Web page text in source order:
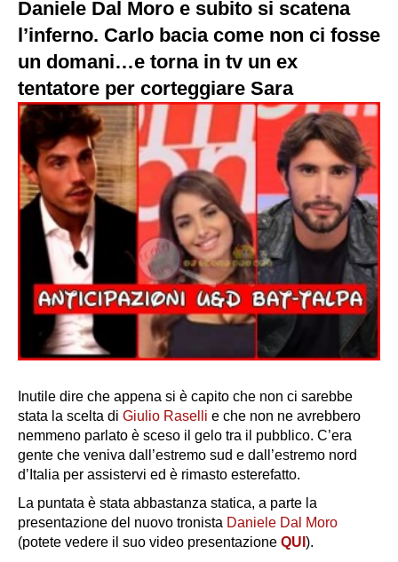
Daniele Dal Moro e subito si scatena
l’inferno. Carlo bacia come non ci fosse
un domani…e torna in tv un ex
tentatore per corteggiare Sara
Inutile dire che appena si è capito che non ci sarebbe
stata la scelta di Giulio Raselli e che non ne avrebbero
nemmeno parlato è sceso il gelo tra il pubblico. C’era
gente che veniva dall’estremo sud e dall’estremo nord
d’Italia per assistervi ed è rimasto esterefatto.
La puntata è stata abbastanza statica, a parte la
presentazione del nuovo tronista Daniele Dal Moro
(potete vedere il suo video presentazione QUI ).